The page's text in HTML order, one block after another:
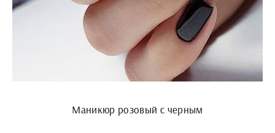
Маникюр розовый с черным